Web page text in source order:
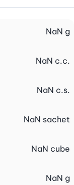
NaN g
NaN c.c.
NaN c.s.
NaN sachet
NaN cube
NaN g